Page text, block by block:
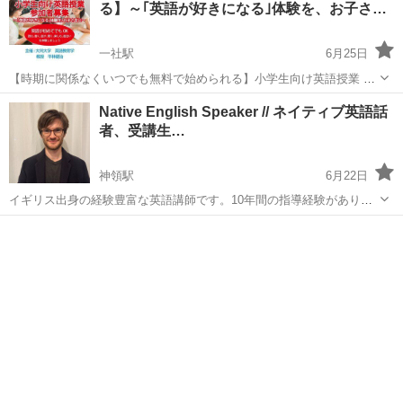
す。 現在、少人数...
コミュニティセンターる】～｢英語が好きになる｣体験を、お子さ…
一社駅
6月25日
【時期に関係なくいつでも無料で始められる】小学生向け英語授業 参
加者募集 ～｢英語が好きになる｣体験を、お子さまに～ ｢英語って面白
い！｣そんな気持ちを育てることを大切にした小学生向けの英語授業で
す。 現在、少人数...
愛知 名古屋市
コミュニティセンター
Native English Speaker // ネイティブ英語話
者、受講生…
神領駅
6月22日
イギリス出身の経験豊富な英語講師です。10年間の指導経験があり、
エディンバラ大学の修士号を取得しています。このサイトで私の授業